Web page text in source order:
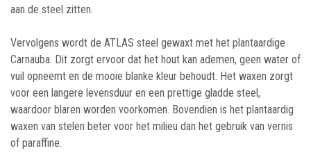
aan de steel zitten.
Vervolgens wordt de ATLAS steel gewaxt met het plantaardige
Carnauba. Dit zorgt ervoor dat het hout kan ademen, geen water of
vuil opneemt en de mooie blanke kleur behoudt. Het waxen zorgt
voor een langere levensduur en een prettige gladde steel,
waardoor blaren worden voorkomen. Bovendien is het plantaardig
waxen van stelen beter voor het milieu dan het gebruik van vernis
of paraffine.